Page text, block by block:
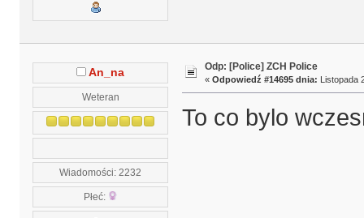
An_na
Weteran
Wiadomości: 2232
Płeć:
Odp: [Police] ZCH Police
« Odpowiedź #14695 dnia: Listopada
To co bylo